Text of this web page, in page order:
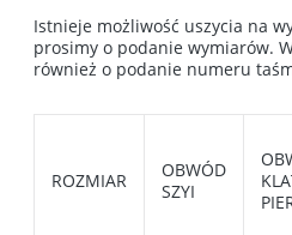
Istnieje możliwość uszycia na
prosimy o podanie wymiarów.
również o podanie numeru
ROZMIAR
OBWÓD
SZYI